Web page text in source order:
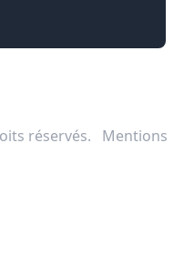
réservés.
Mentions